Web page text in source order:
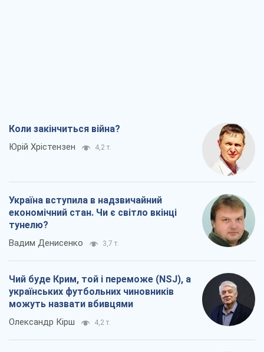
Коли закінчиться війна?
Юрій Хрістензен 4,2 т.
Україна вступила в надзвичайний
економічний стан. Чи є світло вкінці
тунелю?
Вадим Денисенко 3,7 т.
Чий буде Крим, той і переможе (NSJ), а
українських футбольних чиновників
можуть назвати вбивцями
Олександр Кірш 4,2 т.